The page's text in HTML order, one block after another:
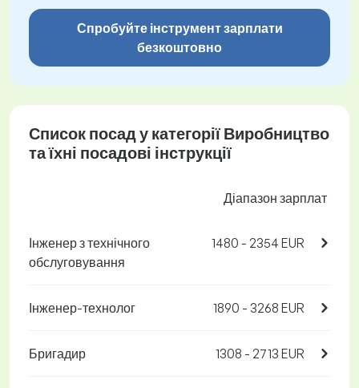
Спробуйте інструмент зарплати
безкоштовно
Список посад у категорії Виробництво
та їхні посадові інструкції
Діапазон зарплат
Інженер з технічного
обслуговування
1480 - 2354 EUR
Інженер-технолог 1890 - 3268 EUR
Бригадир 1308 - 2713 EUR